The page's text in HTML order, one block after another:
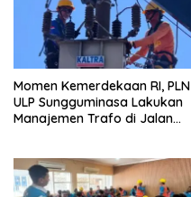
Momen Kemerdekaan RI, PLN
ULP Sungguminasa Lakukan
Manajemen Trafo di Jalan